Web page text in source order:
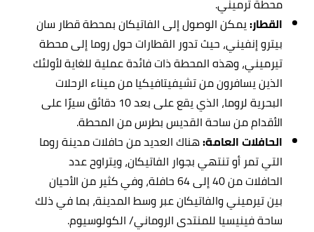
محطة ترميني.
القطار:يمكن الوصول إلى الفاتيكان بمحطة قطار سان
بيترو إنفيني، حيث تدور القطارات حول روما إلى محطة
تيرميني، وهذه المحطة ذات فائدة عملية للغاية لأولئك
الذين يسافرون من تشيفيتافيكيا من ميناء الرحلات
البحرية لروما، الذي يقع على بعد 10 دقائق سيرًا على
الأقدام من ساحة القديس بطرس من المحطة.
الحافلات العامة:هناك العديد من حافلات مدينة روما
التي تمر أو تنتهي بجوار الفاتيكان، ويتراوح عدد
الحافلات من 40 إلى 64 حافلة، وفي كثير من الأحيان
بين تيرميني والفاتيكان عبر وسط المدينة، بما في ذلك
ساحة فينيسيا للمنتدى الروماني/ الكولوسيوم.